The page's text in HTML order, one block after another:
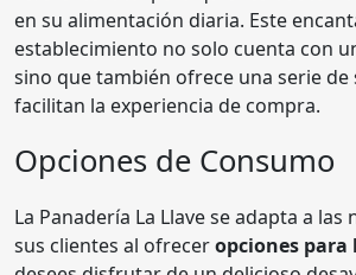
en su alimentación diaria. Este
establecimiento no solo cuenta con
sino que también ofrece una serie de
facilitan la experiencia de compra.
Opciones de Consumo
La Panadería La Llave se adapta a las
sus clientes al ofreceropciones para